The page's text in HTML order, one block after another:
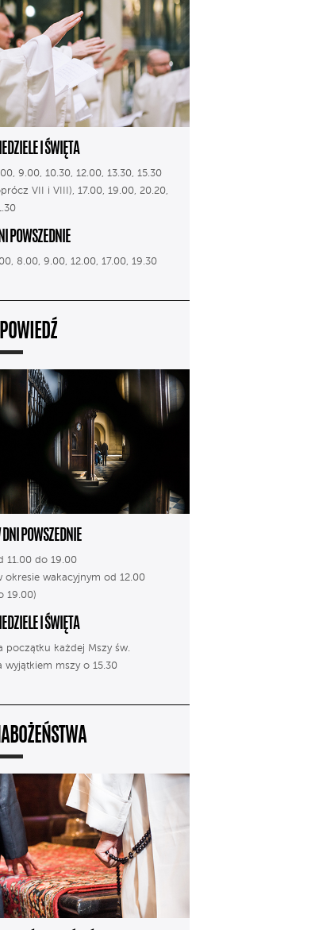
I ŚWIĘTA
9.00, 10.30, 12.00, 13.30, 15.30
VII i VIII), 17.00, 19.00, 20.20,
POWSZEDNIE
8.00, 9.00, 12.00, 17.00, 19.30
DNI POWSZEDNIE
11.00 do 19.00
okresie wakacyjnym od 12.00
19.00)
I ŚWIĘTA
początku każdej Mszy św.
wyjątkiem mszy o 15.30